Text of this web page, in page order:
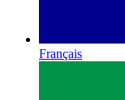
Français